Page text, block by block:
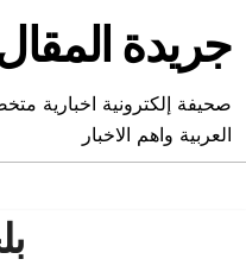
content
جريدة
صحيفة إلكترونية اخبارية
العربية واهم الاخبار